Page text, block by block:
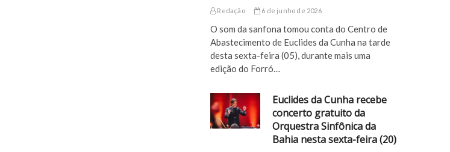
Redação 6 de junho de 2026
O som da sanfona tomou conta do Centro de
Abastecimento de Euclides da Cunha na tarde
desta sexta-feira (05), durante mais uma
edição do Forró…
Euclides da Cunha recebe
concerto gratuito da
Orquestra Sinfônica da
Bahia nesta sexta-feira (20)